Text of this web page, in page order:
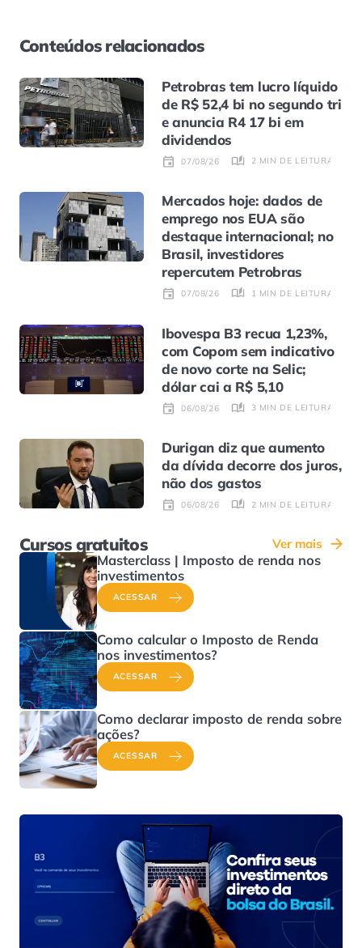
Conteúdos relacionados
Petrobras tem lucro líquido
de R$ 52,4 bi no segundo tri
e anuncia R4 17 bi em
dividendos
07/08/26 2 MIN DE LEITURA
Mercados hoje: dados de
emprego nos EUA são
destaque internacional; no
Brasil, investidores
repercutem Petrobras
07/08/26 1 MIN DE LEITURA
Ibovespa B3 recua 1,23%,
com Copom sem indicativo
de novo corte na Selic;
dólar cai a R$ 5,10
06/08/26 3 MIN DE LEITURA
Durigan diz que aumento
da dívida decorre dos juros,
não dos gastos
06/08/26 2 MIN DE LEITURA
Cursos gratuitos Ver mais
Masterclass | Imposto de renda nos
investimentos
ACESSAR
Como calcular o Imposto de Renda
nos investimentos?
ACESSAR
Como declarar imposto de renda sobre
ações?
ACESSAR